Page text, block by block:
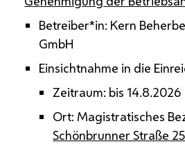
Betreiber*in: Kern
GmbH
Einsichtnahme in die
Zeitraum: bis 14.8.2026
Ort: Magistratisches
Schönbrunner Straße